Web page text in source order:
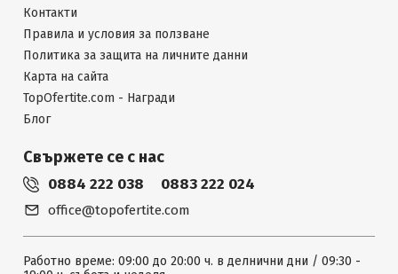
Контакти
Правила и условия за ползване
Политика за защита на личните данни
Карта на сайта
TopOfertite.com - Награди
Блог
Свържете се с нас
0884 222 038 0883 222 024
office@topofertite.com
Работно време: 09:00 до 20:00 ч. в делнични дни / 09:30 -